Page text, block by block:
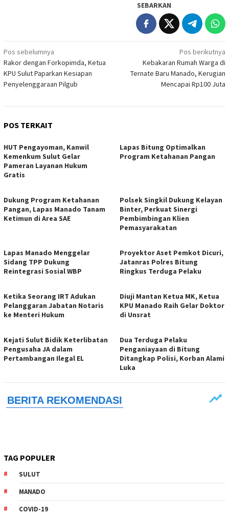
SEBARKAN
Navigasi
pos
Pos sebelumnya
Rakor dengan Forkopimda, Ketua
KPU Sulut Paparkan Kesiapan
Penyelenggaraan Pilgub
Pos berikutnya
Kebakaran Rumah Warga di
Ternate Baru Manado, Kerugian
Mencapai Rp100 Juta
POS TERKAIT
HUT Pengayoman, Kanwil
Kemenkum Sulut Gelar
Pameran Layanan Hukum
Gratis
Lapas Bitung Optimalkan
Program Ketahanan Pangan
Dukung Program Ketahanan
Pangan, Lapas Manado Tanam
Ketimun di Area SAE
Polsek Singkil Dukung Kelayan
Binter, Perkuat Sinergi
Pembimbingan Klien
Pemasyarakatan
Lapas Manado Menggelar
Sidang TPP Dukung
Reintegrasi Sosial WBP
Proyektor Aset Pemkot Dicuri,
Jatanras Polres Bitung
Ringkus Terduga Pelaku
Ketika Seorang IRT Adukan
Pelanggaran Jabatan Notaris
ke Menteri Hukum
Diuji Mantan Ketua MK, Ketua
KPU Manado Raih Gelar Doktor
di Unsrat
Kejati Sulut Bidik Keterlibatan
Pengusaha JA dalam
Pertambangan Ilegal EL
Dua Terduga Pelaku
Penganiayaan di Bitung
Ditangkap Polisi, Korban Alami
Luka
TAG POPULER
SULUT
MANADO
COVID-19